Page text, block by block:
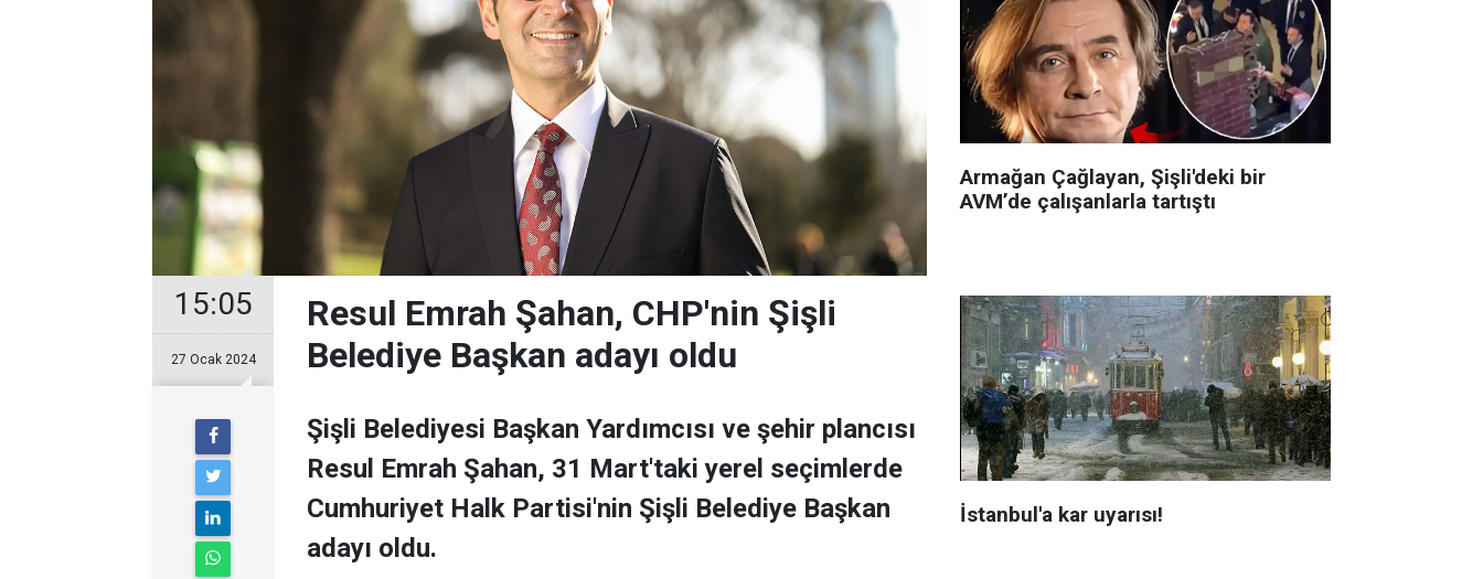
15:05
27 Ocak 2024
Resul Emrah Şahan, CHP'nin Şişli
Belediye Başkan adayı oldu
Şişli Belediyesi Başkan Yardımcısı ve şehir plancısı
Resul Emrah Şahan, 31 Mart'taki yerel seçimlerde
Cumhuriyet Halk Partisi'nin Şişli Belediye Başkan
adayı oldu.
Armağan Çağlayan, Şişli'deki bir
AVM’de çalışanlarla tartıştı
İstanbul'a kar uyarısı!